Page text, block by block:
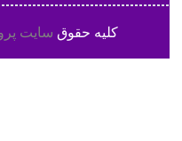
کلیه حقوقسایت